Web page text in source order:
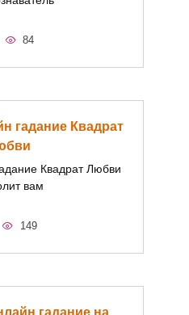
84
гадание Квадрат
Квадрат Любви
вам
149
гадание на